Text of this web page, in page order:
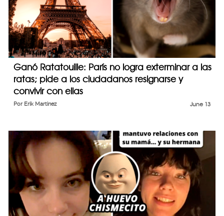
Ganó Ratatouille: París no logra exterminar a las
ratas; pide a los ciudadanos resignarse y
convivir con ellas
June 13
Por Erik Martinez